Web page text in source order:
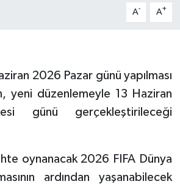
A- A+
2026 Pazar günü yapılması
yeni düzenlemeyle 13 Haziran
günü gerçekleştirileceği
oynanacak 2026 FIFA Dünya
ardından yaşanabilecek